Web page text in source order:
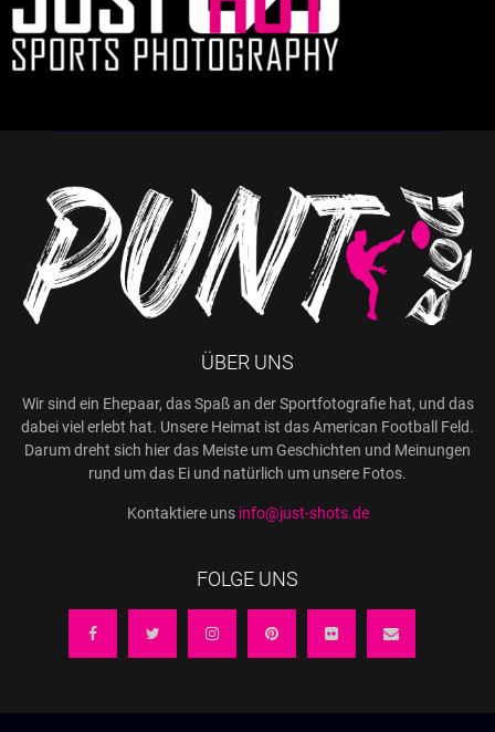
ÜBER UNS
Wir sind ein Ehepaar, das Spaß an der Sportfotografie hat, und das
dabei viel erlebt hat. Unsere Heimat ist das American Football Feld.
Darum dreht sich hier das Meiste um Geschichten und Meinungen
rund um das Ei und natürlich um unsere Fotos.
Kontaktiere uns info@just-shots.de
FOLGE UNS